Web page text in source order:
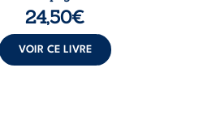
24,50€
VOIR CE LIVRE